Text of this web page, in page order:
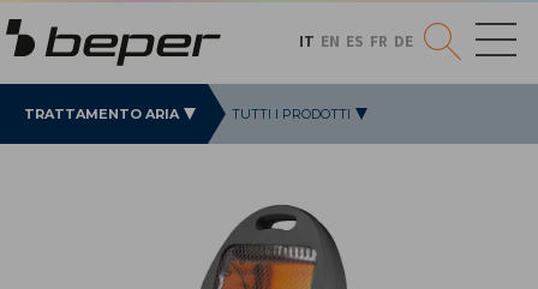
IT EN ES FR DE
TRATTAMENTO ARIA TUTTI I PRODOTTI